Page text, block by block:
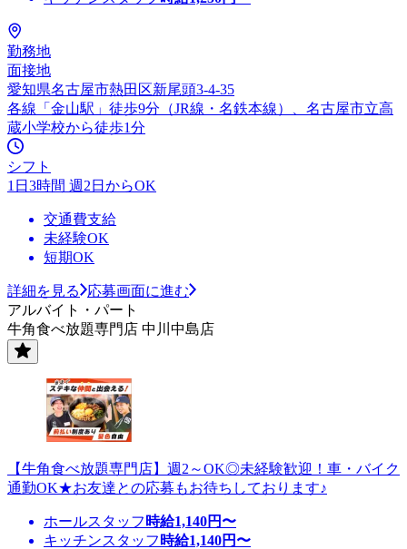
勤務地
面接地
愛知県名古屋市熱田区新尾頭3-4-35
各線「金山駅」徒歩9分（JR線・名鉄本線）、名古屋市立高
蔵小学校から徒歩1分
シフト
1日3時間 週2日からOK
交通費支給
未経験OK
短期OK
詳細を見る
応募画面に進む
アルバイト・パート
牛角食べ放題専門店 中川中島店
【牛角食べ放題専門店】週2～OK◎未経験歓迎！車・バイク
通勤OK★お友達との応募もお待ちしております♪
ホールスタッフ 時給1,140円〜
キッチンスタッフ 時給1,140円〜